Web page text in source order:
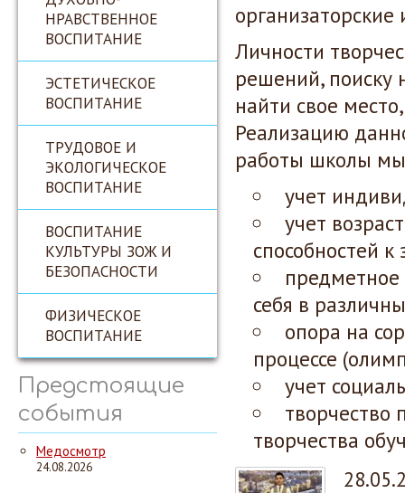
НРАВСТВЕННОЕ
ВОСПИТАНИЕ
ЭСТЕТИЧЕСКОЕ
ВОСПИТАНИЕ
ТРУДОВОЕ И
ЭКОЛОГИЧЕСКОЕ
ВОСПИТАНИЕ
ВОСПИТАНИЕ
КУЛЬТУРЫ ЗОЖ И
БЕЗОПАСНОСТИ
ФИЗИЧЕСКОЕ
ВОСПИТАНИЕ
Предстоящие
события
Медосмотр
24.08.2026
Личности
решений, поиску
найти свое
Реализацию
работы школы
учет
учет
способностей
себя в
опора на
процессе
учет
творчество
творчества